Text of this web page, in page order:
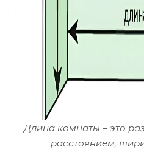
Длина комнаты – это
расстоянием,